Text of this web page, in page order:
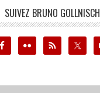
SUIVEZ BRUNO GOLLNISCH